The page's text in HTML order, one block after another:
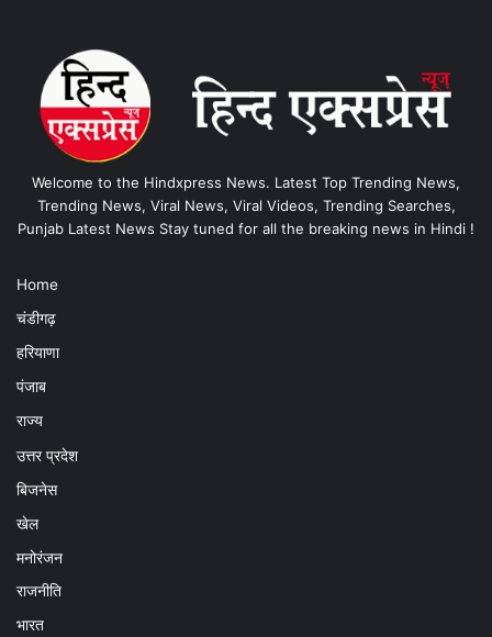
Welcome to the Hindxpress News. Latest Top Trending News,
Trending News, Viral News, Viral Videos, Trending Searches,
Punjab Latest News Stay tuned for all the breaking news in Hindi !
Home
चंडीगढ़
हरियाणा
पंजाब
राज्य
उत्तर प्रदेश
बिजनेस
खेल
मनोरंजन
राजनीति
भारत